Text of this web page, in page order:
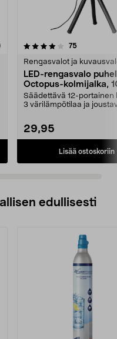
75arvostelut
Rengasvalot ja
LED-rengasvalo
Octopus-kolmijalka,
tuumaa
Säädettävä 12-portainen
3 värilämpötilaa ja
29,95
Lisää ostoskoriin
4.0 viidestä
edullisesti